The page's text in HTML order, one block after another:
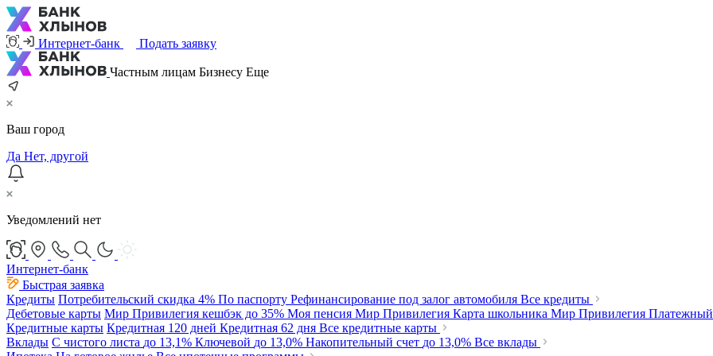
Интернет-банк Подать заявку
Частным лицам Бизнесу Еще
Ваш город
Да Нет, другой
Уведомлений нет
Интернет-банк
Быстрая заявка
Кредиты Потребительский скидка 4% По паспорту Рефинансирование под залог автомобиля Все кредиты
Дебетовые карты Мир Привилегия кешбэк до 35% Моя пенсия Мир Привилегия Карта школьника Мир Привилегия
Кредитные карты Кредитная 120 дней Кредитная 62 дня Все кредитные карты
Вклады С чистого листа до 13,1% Ключевой до 13,0% Накопительный счет до 13,0% Все вклады